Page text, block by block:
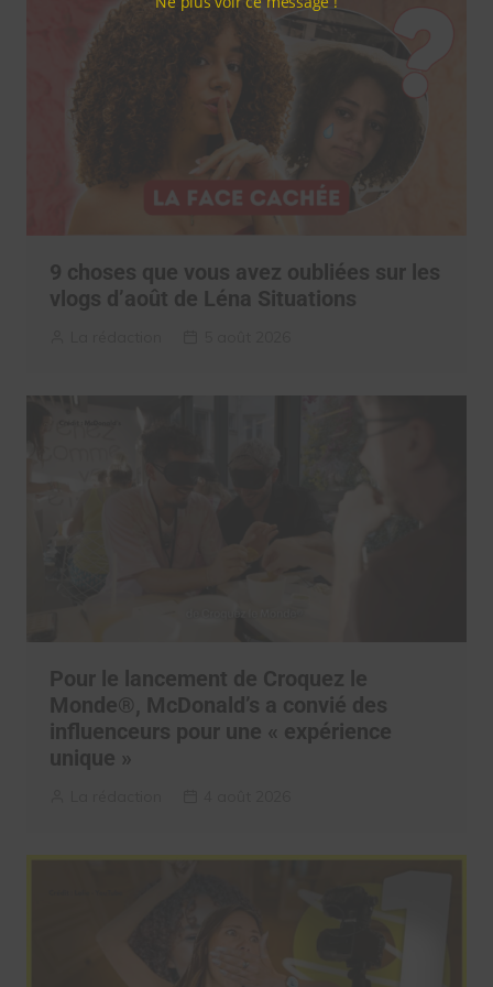
9 choses que vous avez oubliées sur les
vlogs d’août de Léna Situations
Pour le lancement de Croquez le
Monde®, McDonald’s a convié des
influenceurs pour une « expérience
unique »